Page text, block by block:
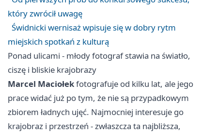
który zwrócił uwagę
Świdnicki wernisaż wpisuje się w dobry rytm
miejskich spotkań z kulturą
Ponad ulicami - młody fotograf stawia na światło,
ciszę i bliskie krajobrazy
Marcel Maciołekfotografuje od kilku lat, ale jego
prace widać już po tym, że nie są przypadkowym
zbiorem ładnych ujęć. Najmocniej interesuje go
krajobraz i przestrzeń - zwłaszcza ta najbliższa,